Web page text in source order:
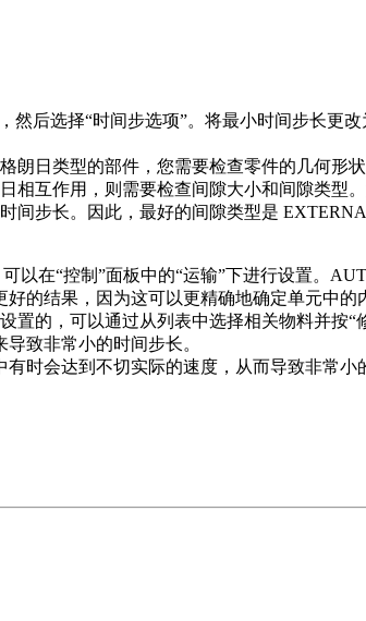
后选择“时间步选项”。将最小时间步长更
朗日类型的部件，您需要检查零件的几何形
相互作用，则需要检查间隙大小和间隙类型
步长。因此，最好的间隙类型是
以在“控制”面板中的“运输”下进行设置。
的结果，因为这可以更精确地确定单元中的
置的，可以通过从列表中选择相关物料并按
致非常小的时间步长。
时会达到不切实际的速度，从而导致非常